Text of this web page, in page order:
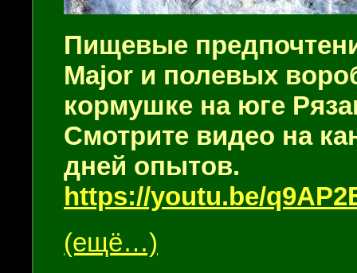
Пищевые
Major и полевых
кормушке на юге
Смотрите видео на
дней опытов.
https://youtu.be/
(ещё…)